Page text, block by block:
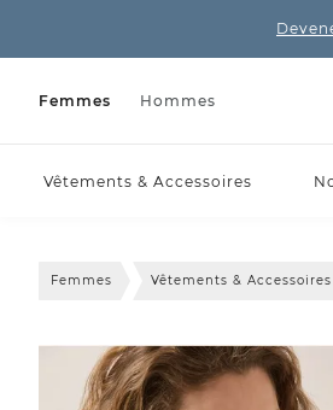
Femmes Hommes
Vêtements & Accessoires
Femmes Vêtements & Accessoires